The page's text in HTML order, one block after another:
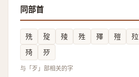
同部首
㱡 㱨 㱥 殅 殬 㱯 㱞
㱦
㱛
与「歹」部相关的字